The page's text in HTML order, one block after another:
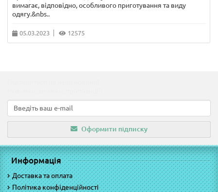
вимагає, відповідно, особливого приготування та виду
одягу.&nbs..
05.03.2023 12575
Оформити підписку
Информація
Доставка та оплата
Політика конфіденційності